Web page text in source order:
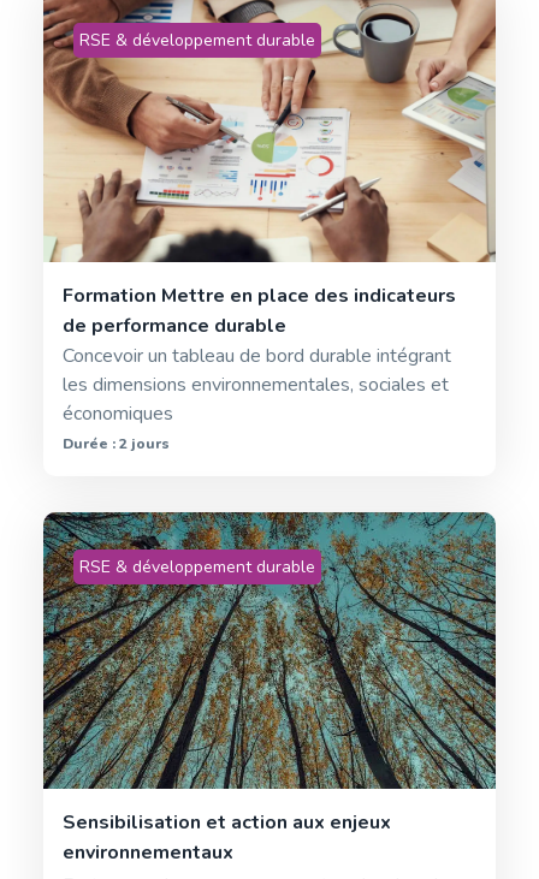
RSE & développement durable
Formation Mettre en place des indicateurs
de performance durable
Concevoir un tableau de bord durable intégrant
les dimensions environnementales, sociales et
économiques
Durée : 2 jours
RSE & développement durable
Sensibilisation et action aux enjeux
environnementaux